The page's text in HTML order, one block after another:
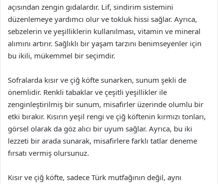
açısından zengin gıdalardır. Lif, sindirim sistemini
düzenlemeye yardımcı olur ve tokluk hissi sağlar. Ayrıca,
sebzelerin ve yeşilliklerin kullanılması, vitamin ve mineral
alımını artırır. Sağlıklı bir yaşam tarzını benimseyenler için
bu ikili, mükemmel bir seçimdir.
Sofralarda kısır ve çiğ köfte sunarken, sunum şekli de
önemlidir. Renkli tabaklar ve çeşitli yeşillikler ile
zenginleştirilmiş bir sunum, misafirler üzerinde olumlu bir
etki bırakır. Kısırın yeşil rengi ve çiğ köftenin kırmızı tonları,
görsel olarak da göz alıcı bir uyum sağlar. Ayrıca, bu iki
lezzeti bir arada sunarak, misafirlere farklı tatlar deneme
fırsatı vermiş olursunuz.
Kısır ve çiğ köfte, sadece Türk mutfağının değil, aynı